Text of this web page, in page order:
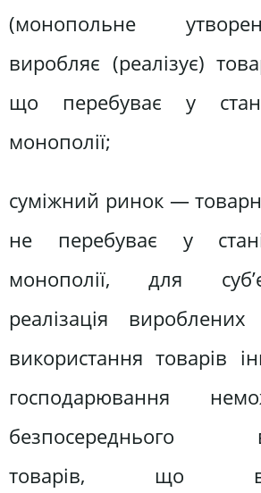
(монопольне
виробляє (реалізує)
що перебуває у
монополії;
суміжний ринок —
не перебуває у
монополії, для
реалізація
використання товарів
господарювання
безпосереднього
товарів, що